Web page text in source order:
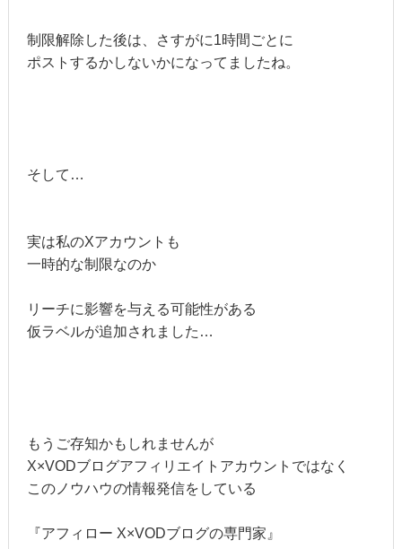
制限解除した後は、さすがに1時間ごとに
ポストするかしないかになってましたね。
そして…
実は私のXアカウントも
一時的な制限なのか
リーチに影響を与える可能性がある
仮ラベルが追加されました…
もうご存知かもしれませんが
X×VODブログアフィリエイトアカウントではなく
このノウハウの情報発信をしている
『アフィロー X×VODブログの専門家』